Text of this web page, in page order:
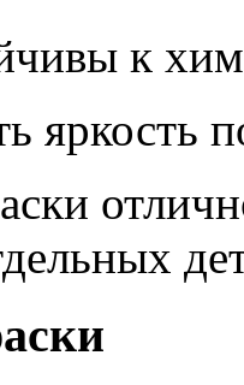
к
яркость